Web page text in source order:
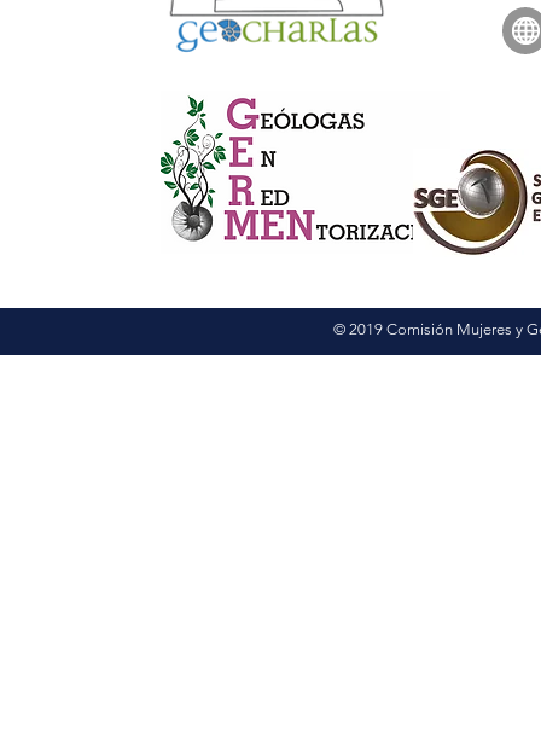
© 2019 Comisión Mujeres y